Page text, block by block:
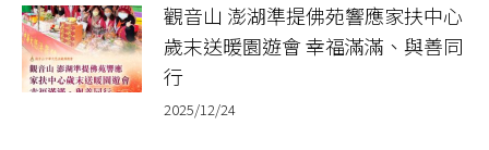
觀音山 澎湖準提佛苑響應家扶中心
歲末送暖園遊會 幸福滿滿、與善同
行
2025/12/24